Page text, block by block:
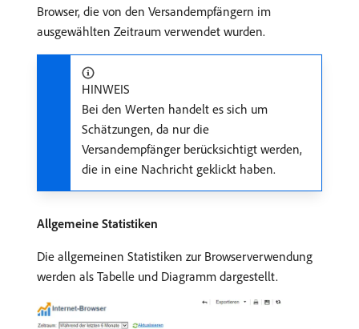
Browser, die von den Versandempfängern im
ausgewählten Zeitraum verwendet wurden.
HINWEIS
Bei den Werten handelt es sich um
Schätzungen, da nur die
Versandempfänger berücksichtigt werden,
die in eine Nachricht geklickt haben.
Allgemeine Statistiken
Die allgemeinen Statistiken zur Browserverwendung
werden als Tabelle und Diagramm dargestellt.